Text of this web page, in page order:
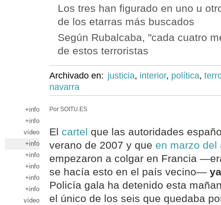
Los tres han figurado en uno u
de los etarras más buscados
Según Rubalcaba, "cada cuatro
de estos terroristas
Archivado en: justicia, interior, política,
navarra
+info
+info
vídeo
+info
+info
+info
+info
+info
vídeo
Por SOITU.ES
El cartel que las autoridades
verano de 2007 y que en marzo del
empezaron a colgar en Francia
se hacía esto en el país vecino—
Policía gala ha detenido esta
el único de los seis que quedaba